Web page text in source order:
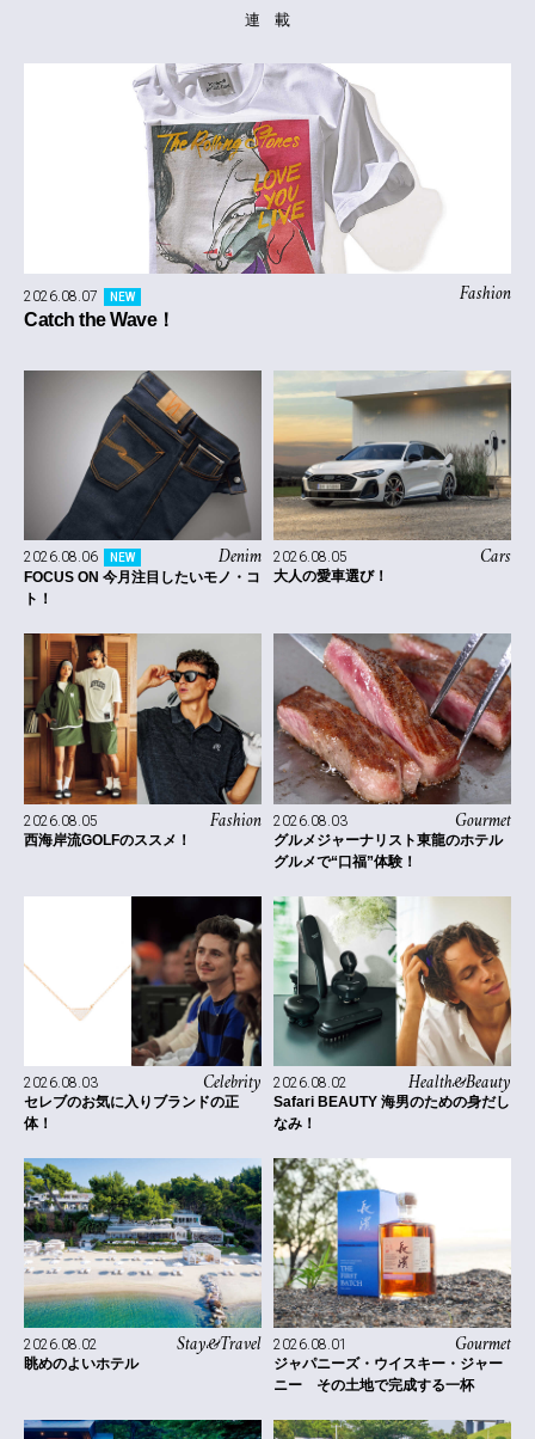
連 載
Fashion
2026.08.07 NEW
Catch the Wave！
Denim
2026.08.06 NEW
FOCUS ON 今月注目したいモノ・コ
ト！
Cars
2026.08.05
大人の愛車選び！
Fashion
2026.08.05
西海岸流GOLFのススメ！
Gourmet
2026.08.03
グルメジャーナリスト東龍のホテル
グルメで“口福”体験！
Celebrity
2026.08.03
セレブのお気に入りブランドの正
体！
Health&Beauty
2026.08.02
Safari BEAUTY 海男のための身だし
なみ！
Stay&Travel
2026.08.02
眺めのよいホテル
Gourmet
2026.08.01
ジャパニーズ・ウイスキー・ジャー
ニー その土地で完成する一杯